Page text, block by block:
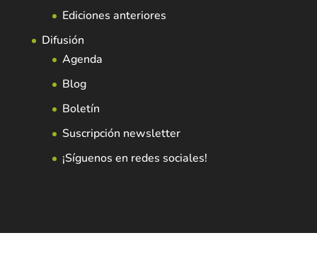
Ediciones anteriores
Difusión
Agenda
Blog
Boletín
Suscripción newsletter
¡Síguenos en redes sociales!